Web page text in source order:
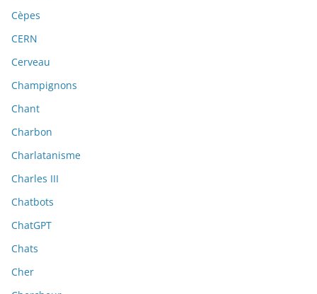
Cèpes
CERN
Cerveau
Champignons
Chant
Charbon
Charlatanisme
Charles III
Chatbots
ChatGPT
Chats
Cher